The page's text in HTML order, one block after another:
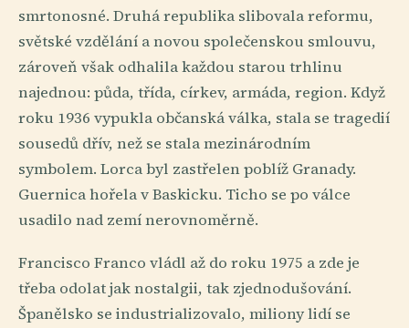
smrtonosné. Druhá republika slibovala reformu,
světské vzdělání a novou společenskou smlouvu,
zároveň však odhalila každou starou trhlinu
najednou: půda, třída, církev, armáda, region. Když
roku 1936 vypukla občanská válka, stala se tragedií
sousedů dřív, než se stala mezinárodním
symbolem. Lorca byl zastřelen poblíž Granady.
Guernica hořela v Baskicku. Ticho se po válce
usadilo nad zemí nerovnoměrně.
Francisco Franco vládl až do roku 1975 a zde je
třeba odolat jak nostalgii, tak zjednodušování.
Španělsko se industrializovalo, miliony lidí se